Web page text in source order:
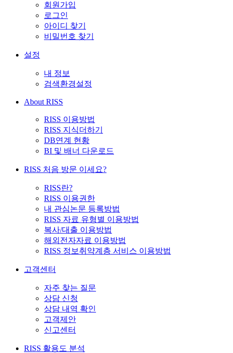
회원가입
로그인
아이디 찾기
비밀번호 찾기
설정
내 정보
검색환경설정
About RISS
RISS 이용방법
RISS 지식더하기
DB연계 현황
BI 및 배너 다운로드
RISS 처음 방문 이세요?
RISS란?
RISS 이용권한
내 관심논문 등록방법
RISS 자료 유형별 이용방법
복사/대출 이용방법
해외전자자료 이용방법
RISS 정보취약계층 서비스 이용방법
고객센터
자주 찾는 질문
상담 신청
상담 내역 확인
고객제안
신고센터
RISS 활용도 분석